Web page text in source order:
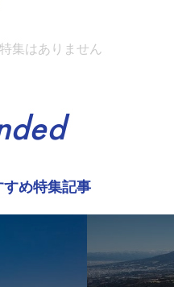
集はありません
め特集記事